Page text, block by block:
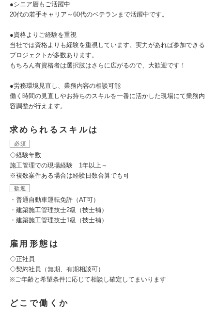
●シニア層もご活躍中
20代の若手キャリア～60代のベテランまで活躍中です。
●資格よりご経験を重視
当社では資格よりも経験を重視しています。実力があれば参加できる
プロジェクトが多数あります。
もちろん有資格者は選択肢はさらに広がるので、大歓迎です！
●労務環境見直し、業務内容の相談可能
働く時間の見直しやお持ちのスキルを一番に活かした現場にて業務内
容調整が行えます。
求められるスキルは
必須
◇経験年数
施工管理での現場経験 1年以上～
※複数案件ある場合は経験日数合算でも可
歓迎
・普通自動車運転免許（AT可）
・建築施工管理技士2級（技士補）
・建築施工管理技士1級（技士補）
雇用形態は
◇正社員
◇契約社員（無期、有期相談可）
※ご年齢と希望条件に応じて相談し確定してまいります
どこで働くか